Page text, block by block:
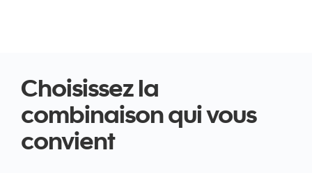
Choisissez la
combinaison qui vous
convient